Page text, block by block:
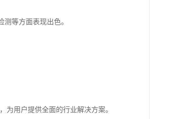
等方面表现出色。
为用户提供全面的行业解决方案。